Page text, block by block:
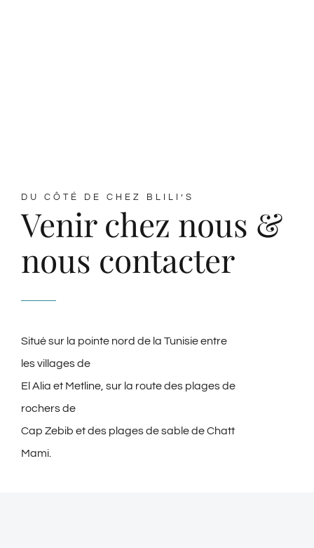
DU CÔTÉ DE CHEZ BLILI’S
Venir chez nous &
nous contacter
Situé sur la pointe nord de la Tunisie entre
les villages de
El Alia et Metline, sur la route des plages de
rochers de
Cap Zebib et des plages de sable de Chatt
Mami.